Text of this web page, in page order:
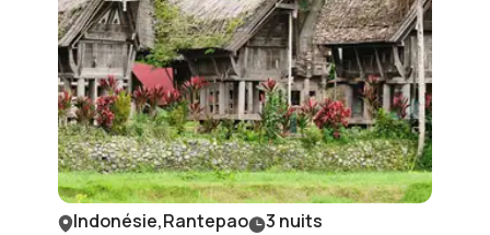
Indonésie,Rantepao 3 nuits